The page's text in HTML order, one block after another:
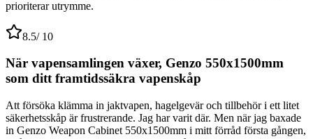
prioriterar utrymme.
8.5/ 10
När vapensamlingen växer, Genzo 550x1500mm
som ditt framtidssäkra vapenskåp
Att försöka klämma in jaktvapen, hagelgevär och tillbehör i ett litet
säkerhetsskåp är frustrerande. Jag har varit där. Men när jag baxade
in Genzo Weapon Cabinet 550x1500mm i mitt förråd första gången,